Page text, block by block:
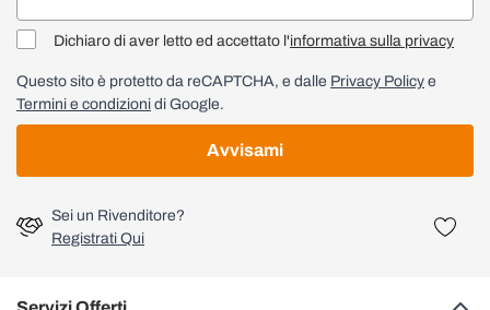
Dichiaro di aver letto ed accettato l'informativa sulla privacy
Questo sito è protetto da reCAPTCHA, e dalle Privacy Policy e
Termini e condizioni di Google.
Avvisami
Sei un Rivenditore?
Registrati Qui